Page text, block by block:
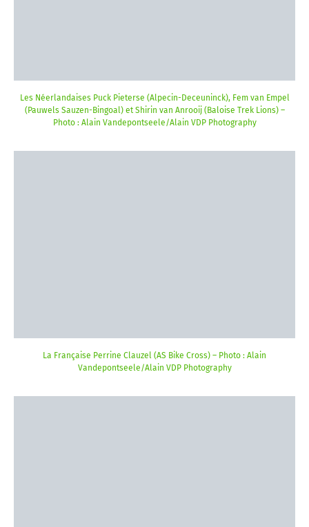
Les Néerlandaises Puck Pieterse (Alpecin-Deceuninck), Fem van Empel
(Pauwels Sauzen-Bingoal) et Shirin van Anrooij (Baloise Trek Lions) –
Photo : Alain Vandepontseele/Alain VDP Photography
La Française Perrine Clauzel (AS Bike Cross) – Photo : Alain
Vandepontseele/Alain VDP Photography